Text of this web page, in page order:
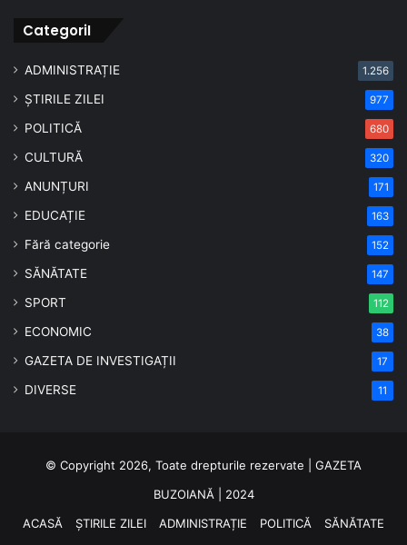
CategoriI
ADMINISTRAȚIE 1.256
ȘTIRILE ZILEI 977
POLITICĂ 680
CULTURĂ 320
ANUNȚURI 171
EDUCAȚIE 163
Fără categorie 152
SĂNĂTATE 147
SPORT 112
ECONOMIC 38
GAZETA DE INVESTIGAȚII 17
DIVERSE 11
© Copyright 2026, Toate drepturile rezervate | GAZETA
BUZOIANĂ | 2024
ACASĂ
ȘTIRILE ZILEI ADMINISTRAȚIE POLITICĂ
SĂNĂTATE